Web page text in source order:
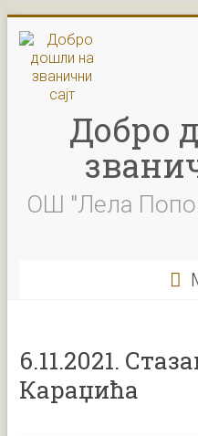
to
content
Добро
ОШ "Лела
6.11.2021.
Караџића